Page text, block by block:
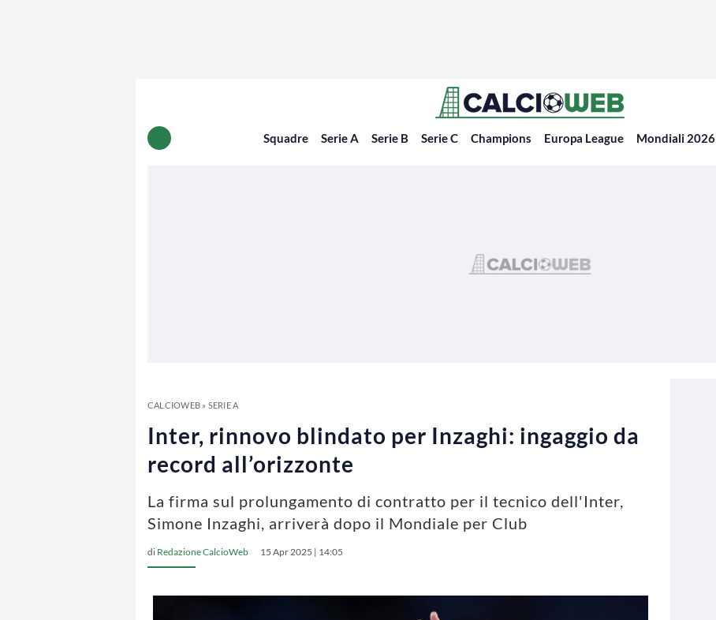
Squadre Serie A Serie B Serie C Champions Europa League Mondiali 2026
CALCIOWEB» SERIE A
Inter, rinnovo blindato per Inzaghi: ingaggio da
record all’orizzonte
La firma sul prolungamento di contratto per il tecnico dell'Inter,
Simone Inzaghi, arriverà dopo il Mondiale per Club
di Redazione CalcioWeb 15 Apr 2025 | 14:05